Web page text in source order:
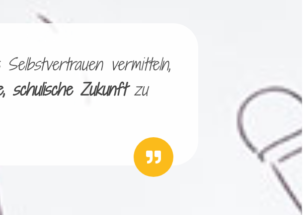
vermitteln,
schulische Zukunftzu